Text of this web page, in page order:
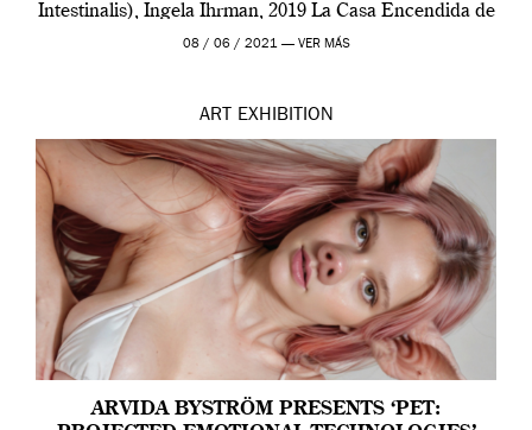
Intestinalis), Ingela Ihrman, 2019 La Casa Encendida de
Madrid y la Wellcome […]
08 / 06 / 2021 — VER MÁS
ART EXHIBITION
ARVIDA BYSTRÖM PRESENTS ‘PET: